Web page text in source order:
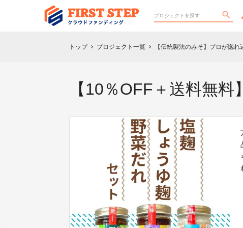
トップ chevron_right プロジェクト一覧 chevron_right 【伝統製法のみそ】プロが惚
【10％OFF＋送料無